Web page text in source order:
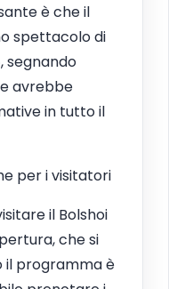
è che il
spettacolo di
, segnando
avrebbe
in tutto il
per i visitatori
il Bolshoi
che si
il programma è